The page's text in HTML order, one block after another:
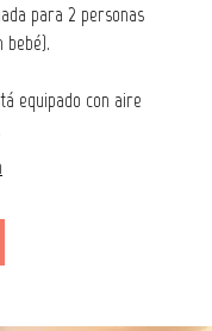
para 2 personas
bebé).
equipado con aire